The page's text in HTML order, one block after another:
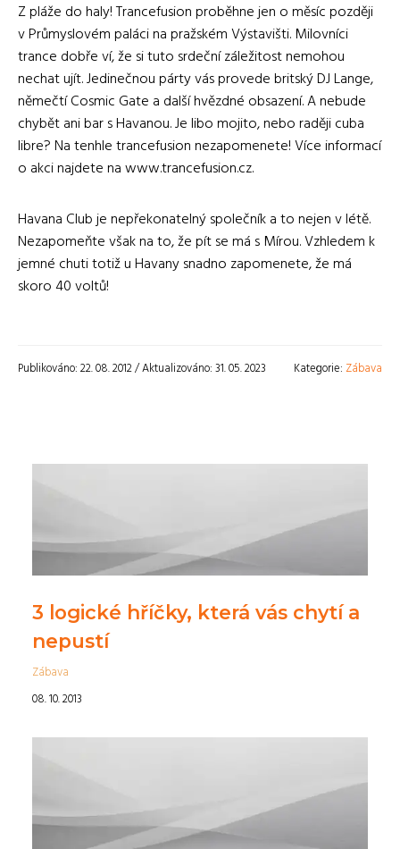
Z pláže do haly! Trancefusion proběhne jen o měsíc později
v Průmyslovém paláci na pražském Výstavišti. Milovníci
trance dobře ví, že si tuto srdeční záležitost nemohou
nechat ujít. Jedinečnou párty vás provede britský DJ Lange,
němečtí Cosmic Gate a další hvězdné obsazení. A nebude
chybět ani bar s Havanou. Je libo mojito, nebo raději cuba
libre? Na tenhle trancefusion nezapomenete! Více informací
o akci najdete na www.trancefusion.cz.
Havana Club je nepřekonatelný společník a to nejen v létě.
Nezapomeňte však na to, že pít se má s Mírou. Vzhledem k
jemné chuti totiž u Havany snadno zapomenete, že má
skoro 40 voltů!
Publikováno: 22. 08. 2012 / Aktualizováno: 31. 05. 2023 Kategorie: Zábava
3 logické hříčky, která vás chytí a
nepustí
Zábava
08. 10. 2013